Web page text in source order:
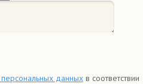
данных в соответствии